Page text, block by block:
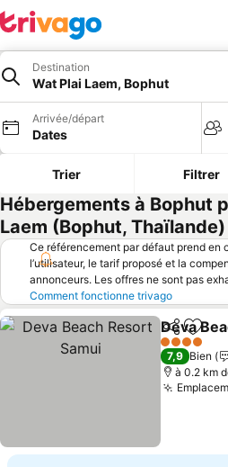
Destination
Wat Plai Laem, Bophut
Arrivée/départ
Dates
Trier Filtrer
Hébergements à Bophut
Laem (Bophut, Thaïlande)
Ce référencement par défaut prend en
l’utilisateur, le tarif proposé et la
annonceurs. Les offres ne sont pas
Comment fonctionne trivago
Partager
Deva
4 Étoiles
7,9 Bien
à 0.2 km